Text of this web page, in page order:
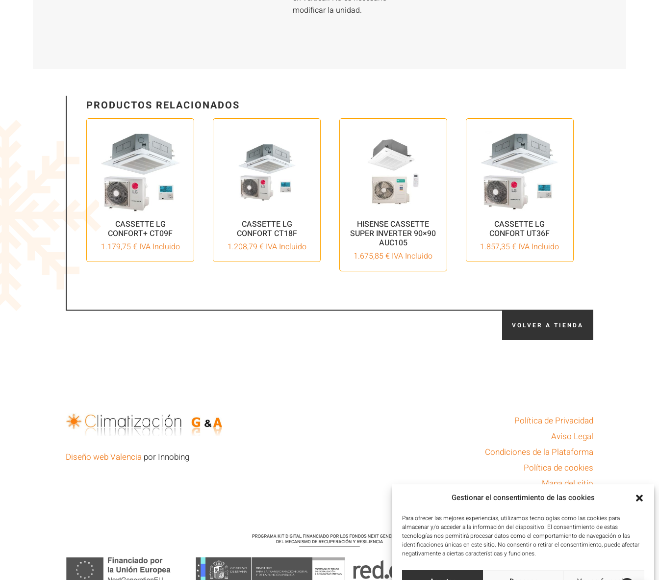
Gestionar el consentimiento de las cookies
Para ofrecer las mejores experiencias, utilizamos tecnologías como las cookies para
almacenar y/o acceder a la información del dispositivo. El consentimiento de estas
tecnologías nos permitirá procesar datos como el comportamiento de navegación o las
identificaciones únicas en este sitio. No consentir o retirar el consentimiento, puede afectar
negativamente a ciertas características y funciones.
modificar la unidad.
PRODUCTOS RELACIONADOS
CASSETTE LG
CONFORT+ CT09F
1.179,75€ IVA Incluido
CASSETTE LG
CONFORT CT18F
1.208,79 € IVA Incluido
HISENSE CASSETTE
SUPER INVERTER 90×90
AUC105
1.675,85€ IVA Incluido
CASSETTE LG
CONFORT UT36F
1.857,35€ IVA Incluido
VOLVER A TIENDA
Diseño web Valencia por Innobing
Política de Privacidad
Aviso Legal
Condiciones de la Plataforma
Política de cookies
Mapa del sitio
Accesibilidad